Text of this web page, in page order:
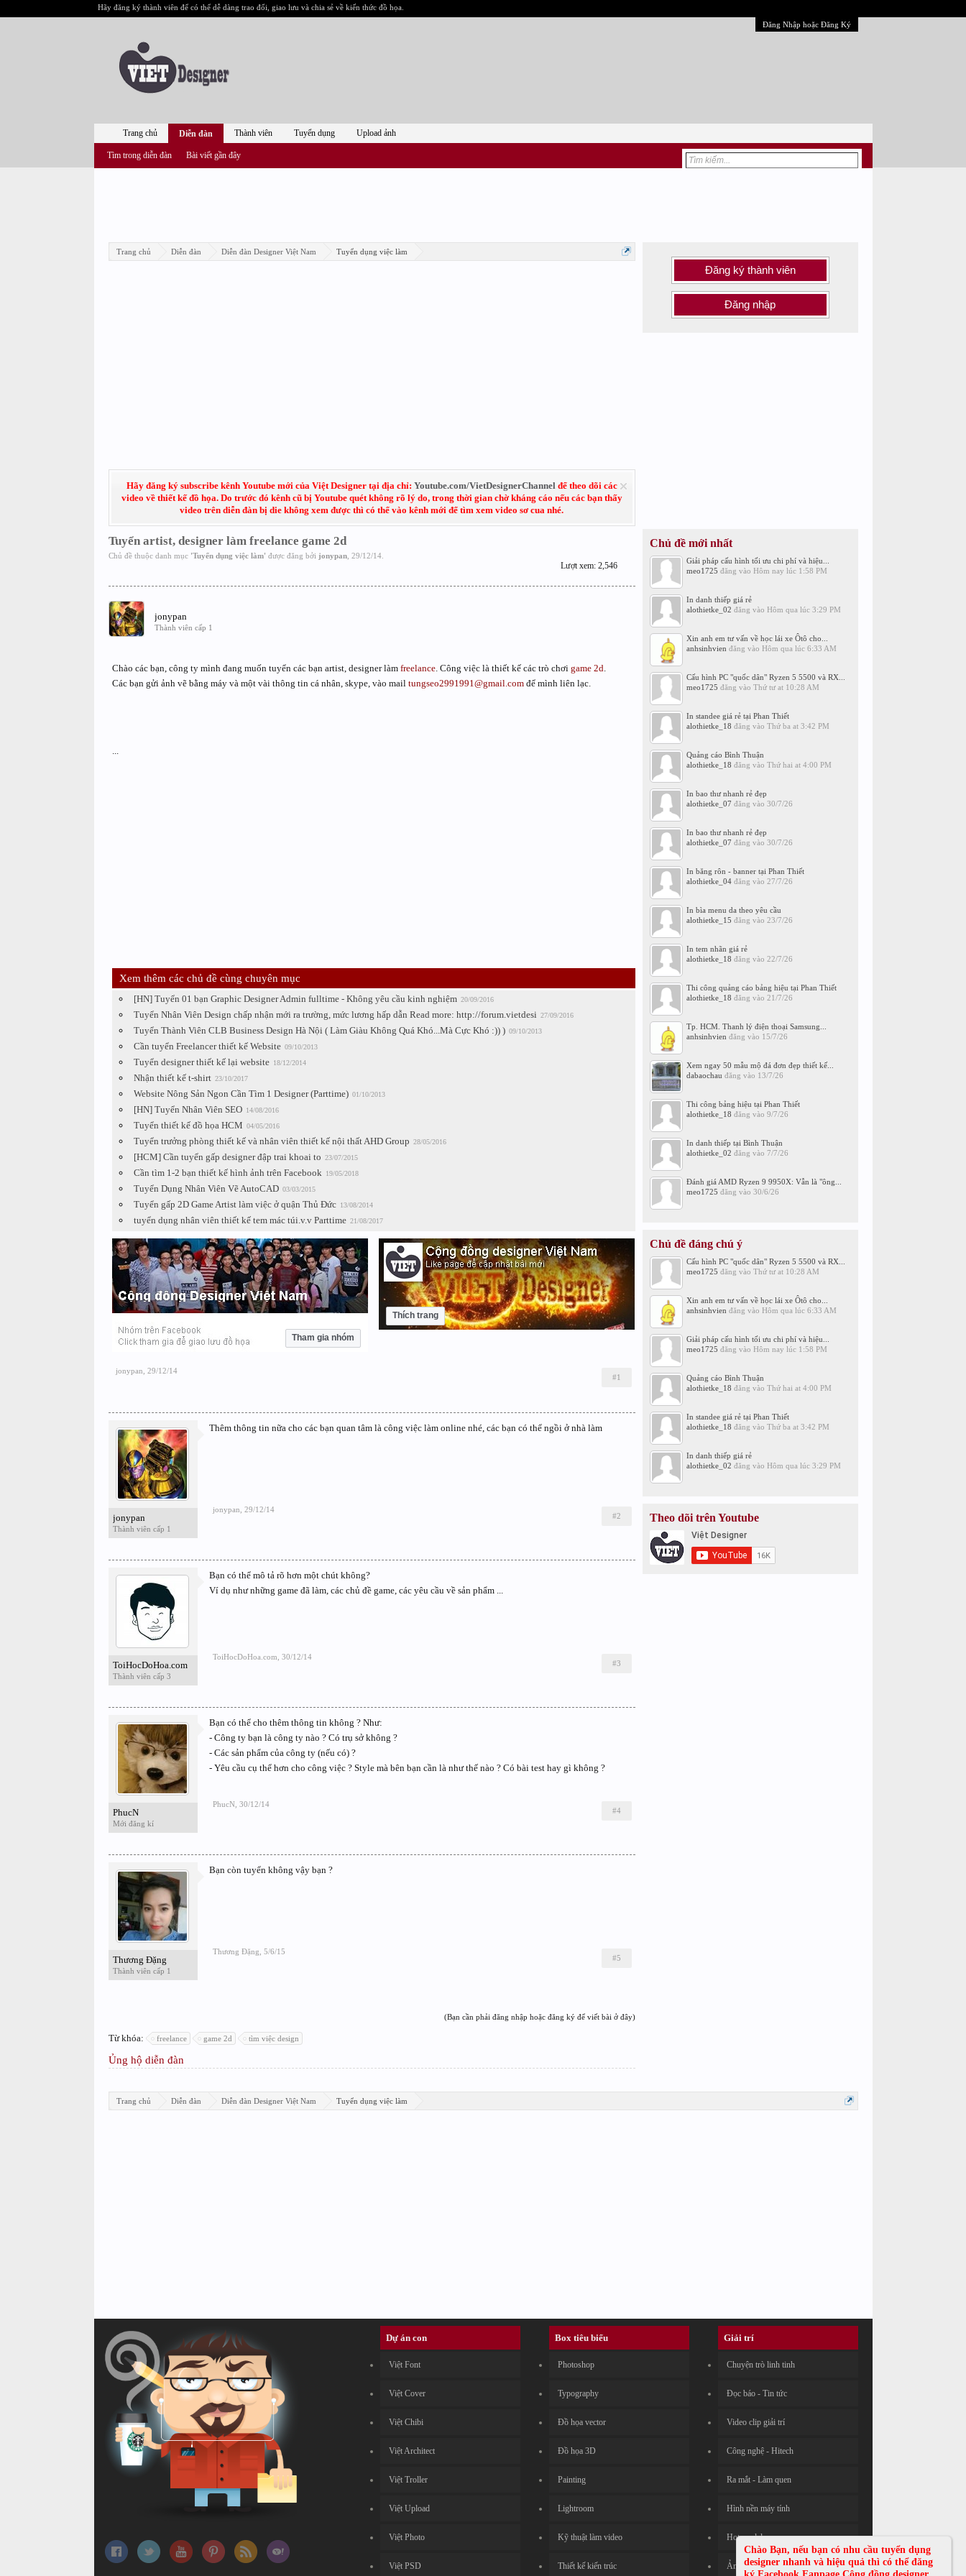
Hãy đăng ký thành viên để có thể dễ dàng trao đổi, giao lưu và chia sẻ về kiến thức đồ họa.
Đăng Nhập hoặc Đăng Ký
Trang chủ Diễn đàn Diễn đàn Designer Việt Nam Tuyển dụng việc làm
Hãy đăng ký subscribe kênh Youtube mới của Việt Designer tại địa chỉ: Youtube.com/VietDesignerChannelđể theo dõi các
video về thiết kế đồ họa. Do trước đó kênh cũ bị Youtube quét không rõ lý do, trong thời gian chờ kháng cáo nếu các bạn thấy
video trên diễn đàn bị die không xem được thì có thể vào kênh mới để tìm xem video sơ cua nhé.
Chào Bạn, nếu bạn có nhu cầu tuyển dụng
designer nhanh và hiệu quả thì có thể đăng
Tuyển artist, designer làm freelance game 2d
Chủ đề thuộc danh mục 'Tuyển dụng việc làm' được đăng bởi jonypan, 29/12/14.
Lượt xem: 2,546
jonypan
Thành viên cấp 1
Chào các bạn, công ty mình đang muốn tuyển các bạn artist, designer làm freelance. Công việc là thiết kế các trò chơi game 2d.
Các bạn gửi ảnh vẽ bằng máy và một vài thông tin cá nhân, skype, vào mail tungseo2991991@gmail.comđể mình liên lạc.
...
Xem thêm các chủ đề cùng chuyên mục
[HN] Tuyển 01 bạn Graphic Designer Admin fulltime - Không yêu cầu kinh nghiệm 20/09/2016
Tuyển Nhân Viên Design chấp nhận mới ra trường, mức lương hấp dẫn Read more: http://forum.vietdesi 27/09/2016
Tuyển Thành Viên CLB Business Design Hà Nội ( Làm Giàu Không Quá Khó...Mà Cực Khó :)) ) 09/10/2013
Cần tuyển Freelancer thiết kế Website 09/10/2013
Tuyển designer thiết kế lại website 18/12/2014
Nhận thiết kế t-shirt 23/10/2017
Website Nông Sản Ngon Cần Tìm 1 Designer (Parttime) 01/10/2013
[HN] Tuyển Nhân Viên SEO 14/08/2016
Tuyển thiết kế đồ họa HCM 04/05/2016
Tuyển trưởng phòng thiết kế và nhân viên thiết kế nội thất AHD Group 28/05/2016
[HCM] Cần tuyển gấp designer đập trai khoai to 23/07/2015
Cần tìm 1-2 bạn thiết kế hình ảnh trên Facebook 19/05/2018
Tuyển Dụng Nhân Viên Vẽ AutoCAD 03/03/2015
Tuyển gấp 2D Game Artist làm việc ở quận Thủ Đức 13/08/2014
tuyển dụng nhân viên thiết kế tem mác túi.v.v Parttime 21/08/2017
Tham gia nhóm
Thích trang
jonypan 29/12/14
#1
jonypan
Thành viên cấp 1
Thêm thông tin nữa cho các bạn quan tâm là công việc làm online nhé, các bạn có thể ngồi ở nhà làm
jonypan 29/12/14
#2
ToiHocDoHoa.com
Thành viên cấp 3
Bạn có thể mô tả rõ hơn một chút không?
Ví dụ như những game đã làm, các chủ đề game, các yêu cầu về sản phẩm ...
ToiHocDoHoa.com 30/12/14
#3
PhucN
Mới đăng kí
Bạn có thể cho thêm thông tin không ? Như:
- Công ty bạn là công ty nào ? Có trụ sở không ?
- Các sản phẩm của công ty (nếu có) ?
- Yêu cầu cụ thể hơn cho công việc ? Style mà bên bạn cần là như thế nào ? Có bài test hay gì không ?
PhucN, 30/12/14
#4
Thương Đặng
Thành viên cấp 1
Bạn còn tuyển không vậy bạn ?
Thương Đặng 5/6/15
#5
(Bạn cần phải đăng nhập hoặc đăng ký để viết bài ở đây)
Từ khóa: freelance game 2d tìm việc design
Ủng hộ diễn đàn
Đăng ký thành viên
Đăng nhập
Chủ đề mới nhất
Giải pháp cấu hình tối ưu chi phí và hiệu...
meo1725 đăng vào Hôm nay lúc 1:58 PM
In danh thiếp giá rẻ
alothietke_02 đăng vào Hôm qua lúc 3:29 PM
Xin anh em tư vấn về học lái xe Ôtô cho...
anhsinhvien đăng vào Hôm qua lúc 6:33 AM
Cấu hình PC "quốc dân" Ryzen 5 5500 và RX...
meo1725 đăng vào Thứ tư at 10:28 AM
In standee giá rẻ tại Phan Thiết
alothietke_18 đăng vào Thứ ba at 3:42 PM
Quảng cáo Bình Thuận
alothietke_18 đăng vào Thứ hai at 4:00 PM
In bao thư nhanh rẻ đẹp
alothietke_07 đăng vào 30/7/26
In bao thư nhanh rẻ đẹp
alothietke_07 đăng vào 30/7/26
In băng rôn - banner tại Phan Thiết
alothietke_04đăng vào 27/7/26
In bìa menu da theo yêu cầu
alothietke_15 đăng vào 23/7/26
In tem nhãn giá rẻ
alothietke_18 đăng vào 22/7/26
Thi công quảng cáo bảng hiệu tại Phan Thiết
alothietke_18 đăng vào 21/7/26
Tp. HCM. Thanh lý điện thoại Samsung...
anhsinhvien đăng vào 15/7/26
Xem ngay 50 mẫu mộ đá đơn đẹp thiết kế...
dabaochau đăng vào 13/7/26
Thi công bảng hiệu tại Phan Thiết
alothietke_18 đăng vào 9/7/26
In danh thiếp tại Bình Thuận
alothietke_02 đăng vào 7/7/26
Đánh giá AMD Ryzen 9 9950X: Vẫn là "ông...
meo1725 đăng vào 30/6/26
Chủ đề đáng chú ý
Cấu hình PC "quốc dân" Ryzen 5 5500 và RX...
meo1725 đăng vào Thứ tư at 10:28 AM
Xin anh em tư vấn về học lái xe Ôtô cho...
anhsinhvien đăng vào Hôm qua lúc 6:33 AM
Giải pháp cấu hình tối ưu chi phí và hiệu...
meo1725 đăng vào Hôm nay lúc 1:58 PM
Quảng cáo Bình Thuận
alothietke_18 đăng vào Thứ hai at 4:00 PM
In standee giá rẻ tại Phan Thiết
alothietke_18 đăng vào Thứ ba at 3:42 PM
In danh thiếp giá rẻ
alothietke_02 đăng vào Hôm qua lúc 3:29 PM
Theo dõi trên Youtube
Trang chủ Diễn đàn Diễn đàn Designer Việt Nam Tuyển dụng việc làm
Trang chủ Diễn đàn
Tìm trong diễn đàn Bài viết gần đây
Thành viên Tuyển dụng Upload ảnh
Dự án con
Việt Font
Việt Cover
Việt Chibi
Việt Architect
Việt Troller
Việt Upload
Việt Photo
Việt PSD
Box tiêu biểu
Photoshop
Typography
Đồ họa vector
Đồ họa 3D
Painting
Lightroom
Kỹ thuật làm video
Thiết kế kiến trúc
Giải trí
Chuyện trò linh tinh
Đọc báo - Tin tức
Video clip giải trí
Công nghệ - Hitech
Ra mắt - Làm quen
Hình nền máy tính
Hot models
Ảnh đẹp nghệ thuật